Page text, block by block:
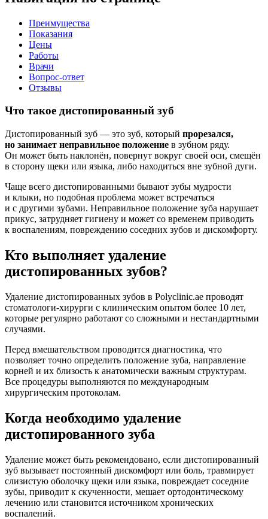
Преимущества
Показания
Цены
Работы
Врачи
Вопрос-ответ
Отзывы
Что такое дистопированный зуб
Дистопированный зуб — это зуб, который прорезался,
но занимает неправильное положение в зубном ряду.
Он может быть наклонён, повернут вокруг своей оси, смещён
в сторону щеки или языка, либо находиться вне зубной дуги.
Чаще всего дистопированными бывают зубы мудрости
и клыки, но подобная проблема может встречаться
и с другими зубами. Неправильное положение зуба нарушает
прикус, затрудняет гигиену и может со временем приводить
к воспалениям, повреждению соседних зубов и дискомфорту.
Кто выполняет удаление
дистопированных зубов?
Удаление дистопированных зубов в Polyclinic.ae проводят
стоматологи-хирурги с клиническим опытом более 10 лет,
которые регулярно работают со сложными и нестандартными
случаями.
Перед вмешательством проводится диагностика, что
позволяет точно определить положение зуба, направление
корней и их близость к анатомически важным структурам.
Все процедуры выполняются по международным
хирургическим протоколам.
Когда необходимо удаление
дистопированного зуба
Удаление может быть рекомендовано, если дистопированный
зуб вызывает постоянный дискомфорт или боль, травмирует
слизистую оболочку щеки или языка, повреждает соседние
зубы, приводит к скученности, мешает ортодонтическому
лечению или становится источником хронических
воспалений.